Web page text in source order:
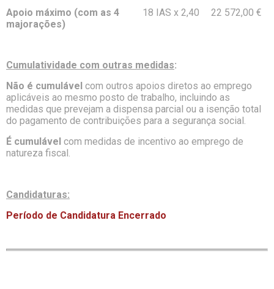
Apoio máximo (com as 4
majorações)
18 IAS x 2,40 22 572,00 €
Cumulatividade com outras medidas:
Não é cumulável com outros apoios diretos ao emprego
aplicáveis ao mesmo posto de trabalho, incluindo as
medidas que prevejam a dispensa parcial ou a isenção total
do pagamento de contribuições para a segurança social.
É cumulável com medidas de incentivo ao emprego de
natureza fiscal.
Candidaturas:
Período de Candidatura Encerrado